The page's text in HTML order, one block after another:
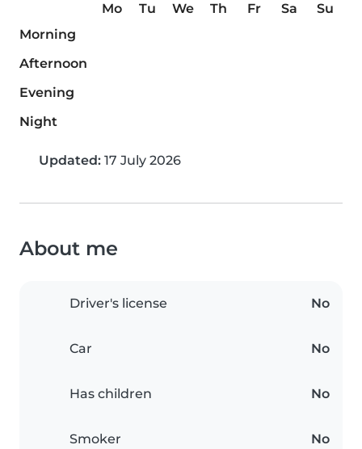
Mo Tu We Th Fr Sa
Su
Morning
Afternoon
Evening
Night
Updated: 17 July 2026
About me
Driver's license No
Car No
Has children No
Smoker No